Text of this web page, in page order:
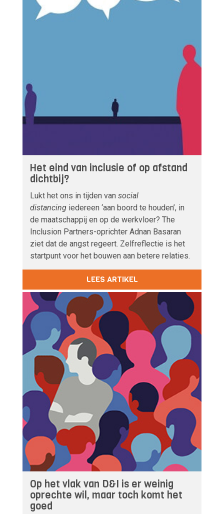
Het eind van inclusie of op afstand
dichtbij?
Lukt het ons in tijden van social
distancing iedereen ‘aan boord te houden’, in
de maatschappij en op de werkvloer? The
Inclusion Partners-oprichter Adnan Basaran
ziet dat de angst regeert. Zelfreflectie is het
startpunt voor het bouwen aan betere relaties.
LEES ARTIKEL
Op het vlak van D&I is er weinig
oprechte wil, maar toch komt het
goed